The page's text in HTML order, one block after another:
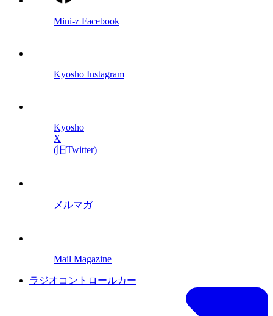
Mini-z Facebook
Kyosho Instagram
Kyosho
X
(旧Twitter)
メルマガ
Mail Magazine
ラジオコントロールカー